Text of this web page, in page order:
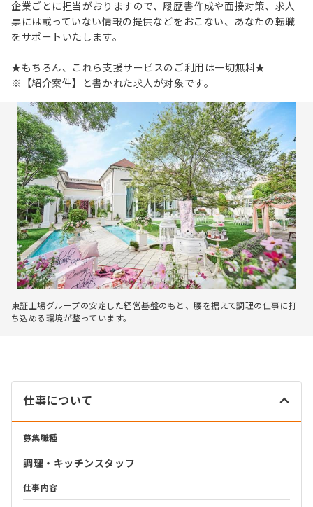
企業ごとに担当がおりますので、履歴書作成や面接対策、求人
票には載っていない情報の提供などをおこない、あなたの転職
をサポートいたします。
★もちろん、これら支援サービスのご利用は一切無料★
※【紹介案件】と書かれた求人が対象です。
東証上場グループの安定した経営基盤のもと、腰を据えて調理の仕事に打
ち込める環境が整っています。
仕事について
募集職種
調理・キッチンスタッフ
仕事内容